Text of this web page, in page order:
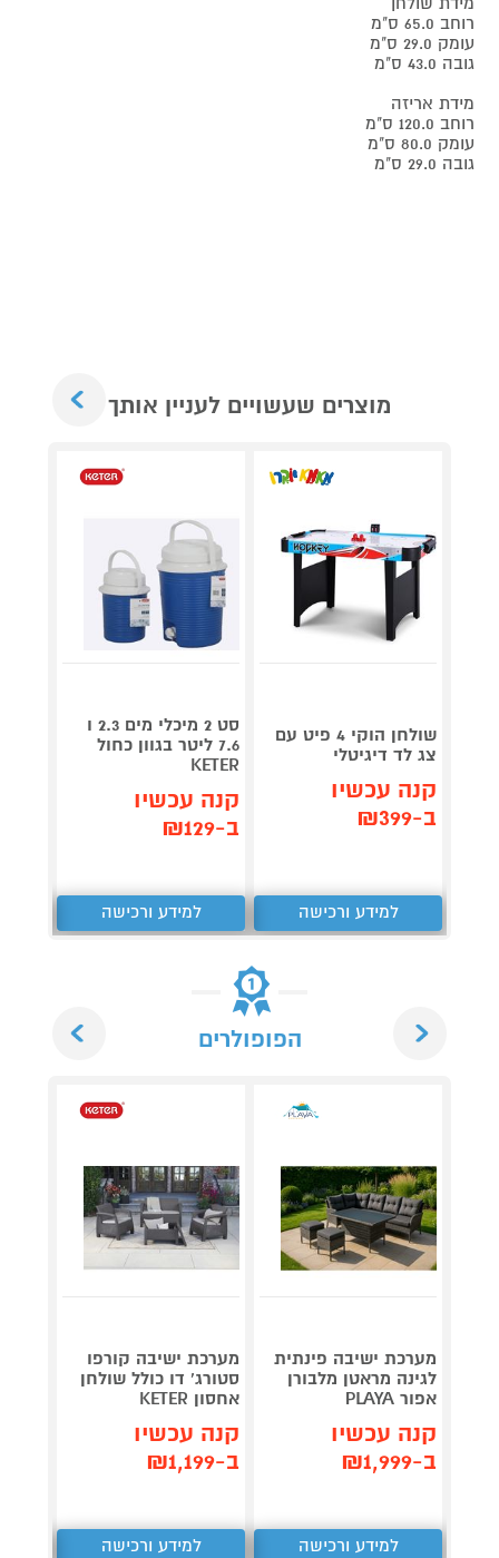
רוחב 65.0 ס"מ
עומק 29.0 ס"מ
גובה 43.0 ס"מ
מידת אריזה
רוחב 120.0 ס"מ
עומק 80.0 ס"מ
גובה 29.0 ס"מ
מוצרים שעשויים לעניין אותך
שולחן הוקי 4 פיט עם
צג לד דיגיטלי
קנה עכשיו
ב-₪399
למידע ורכישה
סט 2 מיכלי מים 2.3 ו
7.6 ליטר בגוון כחול
KETER
קנה עכשיו
ב-₪129
למידע ורכישה
הפופולרים
מערכת ישיבה פינתית
לגינה מראטן מלבורן
אפור PLAYA
קנה עכשיו
ב-₪1,999
למידע ורכישה
מערכת ישיבה קורפו
סטורג' דו כולל שולחן
אחסון KETER
קנה עכשיו
ב-₪1,199
למידע ורכישה